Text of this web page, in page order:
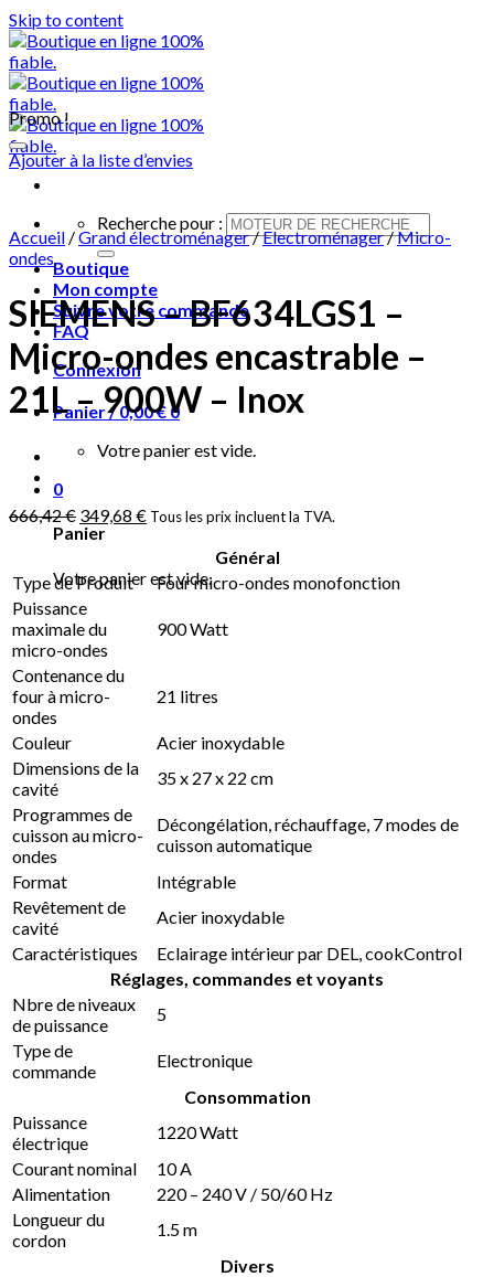
Skip to content
Recherche pour :
Boutique
Mon compte
Suivre votre commande
FAQ
Connexion
Panier /0,00€0
Votre panier est vide.
0
Panier
Votre panier est vide.
Promo !
Ajouter à la liste d’envies
Accueil /Grand électroménager/Electroménager/Micro-
ondes
SIEMENS – BF634LGS1 –
Micro-ondes encastrable –
21L – 900W – Inox
666,42€ 349,68 € Tous les prix incluent la TVA.
Général
Type de Produit
Four micro-ondes monofonction
Puissance
maximale du
micro-ondes
900 Watt
Contenance du
four à micro-
ondes
21 litres
Couleur
Acier inoxydable
Dimensions de la
cavité
35 x 27 x 22 cm
Programmes de
cuisson au micro-
ondes
Décongélation, réchauffage, 7 modes de
cuisson automatique
Format
Intégrable
Revêtement de
cavité
Acier inoxydable
Caractéristiques
Eclairage intérieur par DEL, cookControl
Réglages, commandes et voyants
Nbre de niveaux
de puissance
5
Type de
commande
Electronique
Consommation
Puissance
électrique
1220 Watt
Courant nominal
10 A
Alimentation
220 – 240 V / 50/60 Hz
Longueur du
cordon
1.5 m
Divers